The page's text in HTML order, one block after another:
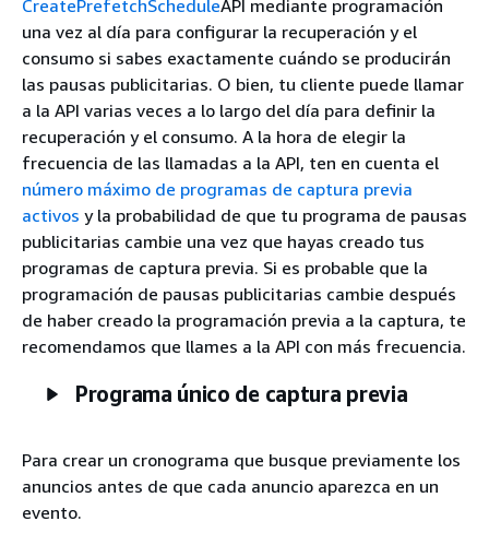
CreatePrefetchScheduleAPI mediante programación
una vez al día para configurar la recuperación y el
consumo si sabes exactamente cuándo se producirán
las pausas publicitarias. O bien, tu cliente puede llamar
a la API varias veces a lo largo del día para definir la
recuperación y el consumo. A la hora de elegir la
frecuencia de las llamadas a la API, ten en cuenta el
número máximo de programas de captura previa
activos y la probabilidad de que tu programa de pausas
publicitarias cambie una vez que hayas creado tus
programas de captura previa. Si es probable que la
programación de pausas publicitarias cambie después
de haber creado la programación previa a la captura, te
recomendamos que llames a la API con más frecuencia.
Programa único de captura previa
Para crear un cronograma que busque previamente los
anuncios antes de que cada anuncio aparezca en un
evento.